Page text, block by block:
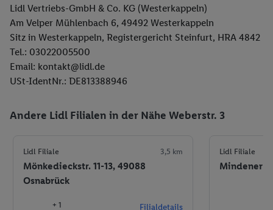
Lidl Vertriebs-GmbH & Co. KG (Westerkappeln)
Am Velper Mühlenbach 6, 49492 Westerkappeln
Sitz in Westerkappeln, Registergericht Steinfurt, HRA 4842
Tel.: 03022005500
Email: kontakt@lidl.de
USt-IdentNr.: DE813388946
Andere Lidl Filialen in der Nähe Weberstr. 3
Lidl Filiale 3,5 km
Mönkedieckstr. 11-13, 49088
Osnabrück
+ 1 Filialdetails
Lidl Filiale
Mindener